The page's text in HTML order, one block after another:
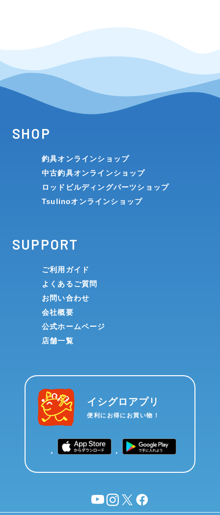
SHOP
釣具オンラインショップ
中古釣具オンラインショップ
ロッドビルディングパーツショップ
Tsulinoオンラインショップ
SUPPORT
ご利用ガイド
よくあるご質問
お問い合わせ
会社概要
公式ホームページ
店舗一覧
イシグロアプリ
便利にお得にお買い物！
YouTubeinstagram
X facebook